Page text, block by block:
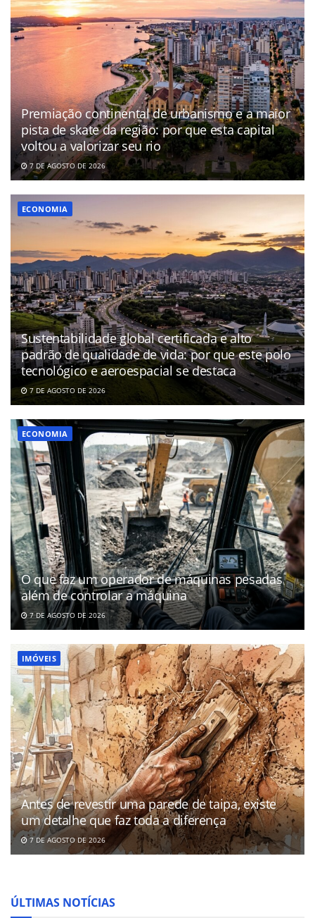
Premiação continental de urbanismo e a maior
pista de skate da região: por que esta capital
voltou a valorizar seu rio
7 DE AGOSTO DE 2026
ECONOMIA
Sustentabilidade global certificada e alto
padrão de qualidade de vida: por que este polo
tecnológico e aeroespacial se destaca
7 DE AGOSTO DE 2026
ECONOMIA
O que faz um operador de máquinas pesadas
além de controlar a máquina
7 DE AGOSTO DE 2026
IMÓVEIS
Antes de revestir uma parede de taipa, existe
um detalhe que faz toda a diferença
7 DE AGOSTO DE 2026
ÚLTIMAS NOTÍCIAS